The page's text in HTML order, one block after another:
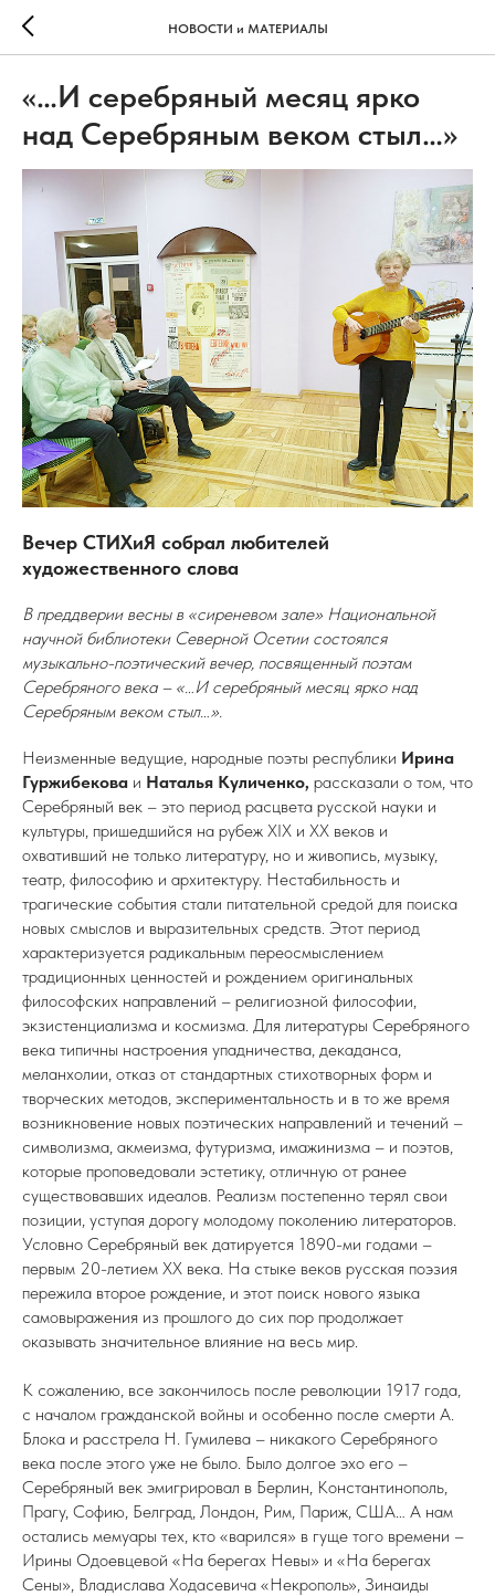
НОВОСТИ и МАТЕРИАЛЫ
«…И серебряный месяц ярко
над Серебряным веком стыл…»
Вечер СТИХиЯ собрал любителей
художественного слова
В преддверии весны в «сиреневом зале» Национальной
научной библиотеки Северной Осетии состоялся
музыкально-поэтический вечер, посвященный поэтам
Серебряного века – «…И серебряный месяц ярко над
Серебряным веком стыл…».
Неизменные ведущие, народные поэты республики Ирина
Гуржибекова и Наталья Куличенко, рассказали о том, что
Серебряный век – это период расцвета русской науки и
культуры, пришедшийся на рубеж XIX и XX веков и
охвативший не только литературу, но и живопись, музыку,
театр, философию и архитектуру. Нестабильность и
трагические события стали питательной средой для поиска
новых смыслов и выразительных средств. Этот период
характеризуется радикальным переосмыслением
традиционных ценностей и рождением оригинальных
философских направлений – религиозной философии,
экзистенциализма и космизма. Для литературы Серебряного
века типичны настроения упадничества, декаданса,
меланхолии, отказ от стандартных стихотворных форм и
творческих методов, экспериментальность и в то же время
возникновение новых поэтических направлений и течений –
символизма, акмеизма, футуризма, имажинизма – и поэтов,
которые проповедовали эстетику, отличную от ранее
существовавших идеалов. Реализм постепенно терял свои
позиции, уступая дорогу молодому поколению литераторов.
Условно Серебряный век датируется 1890-ми годами –
первым 20-летием XX века. На стыке веков русская поэзия
пережила второе рождение, и этот поиск нового языка
самовыражения из прошлого до сих пор продолжает
оказывать значительное влияние на весь мир.
К сожалению, все закончилось после революции 1917 года,
с началом гражданской войны и особенно после смерти А.
Блока и расстрела Н. Гумилева – никакого Серебряного
века после этого уже не было. Было долгое эхо его –
Серебряный век эмигрировал в Берлин, Константинополь,
Прагу, Софию, Белград, Лондон, Рим, Париж, США… А нам
остались мемуары тех, кто «варился» в гуще того времени –
Ирины Одоевцевой «На берегах Невы» и «На берегах
Сены», Владислава Ходасевича «Некрополь», Зинаиды